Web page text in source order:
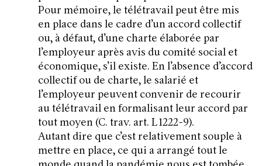
Pour mémoire, le télétravail peut être mis
en place dans le cadre d’un accord collectif
ou, à défaut, d’une charte élaborée par
l’employeur après avis du comité social et
économique, s’il existe. En l’absence d’accord
collectif ou de charte, le salarié et
l’employeur peuvent convenir de recourir
au télétravail en formalisant leur accord par
tout moyen (C. trav. art. L 1222-9).
Autant dire que c’est relativement souple à
mettre en place, ce qui a arrangé tout le